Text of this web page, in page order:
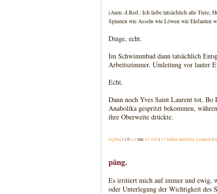
(Anm. d.Red.: Ich liebe tatsächlich alle Tiere,
Spinnen wie Asseln wie Löwen wie Elefanten
Dinge, echt.
Im Schwimmbad dann tatsächlich
Arbeitszimmer. Umleitung vor lauter
Echt.
Dann noch Yves Saint Laurent tot, Bo
Anabolika gespritzt bekommen,
ihre Oberweite drückte.
logbuch | ©Lu um 19:48h | 11 haben meldung gemacht|
päng.
Es irritiert mich auf immer und ewig,
oder Unterlegung der Wichtigkeit des